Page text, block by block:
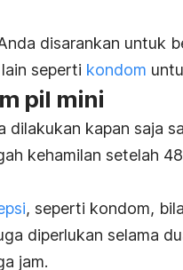
disarankan untuk
seperti kondom
pil mini
dilakukan kapan saja
kehamilan setelah
, seperti kondom,
diperlukan selama
jam.